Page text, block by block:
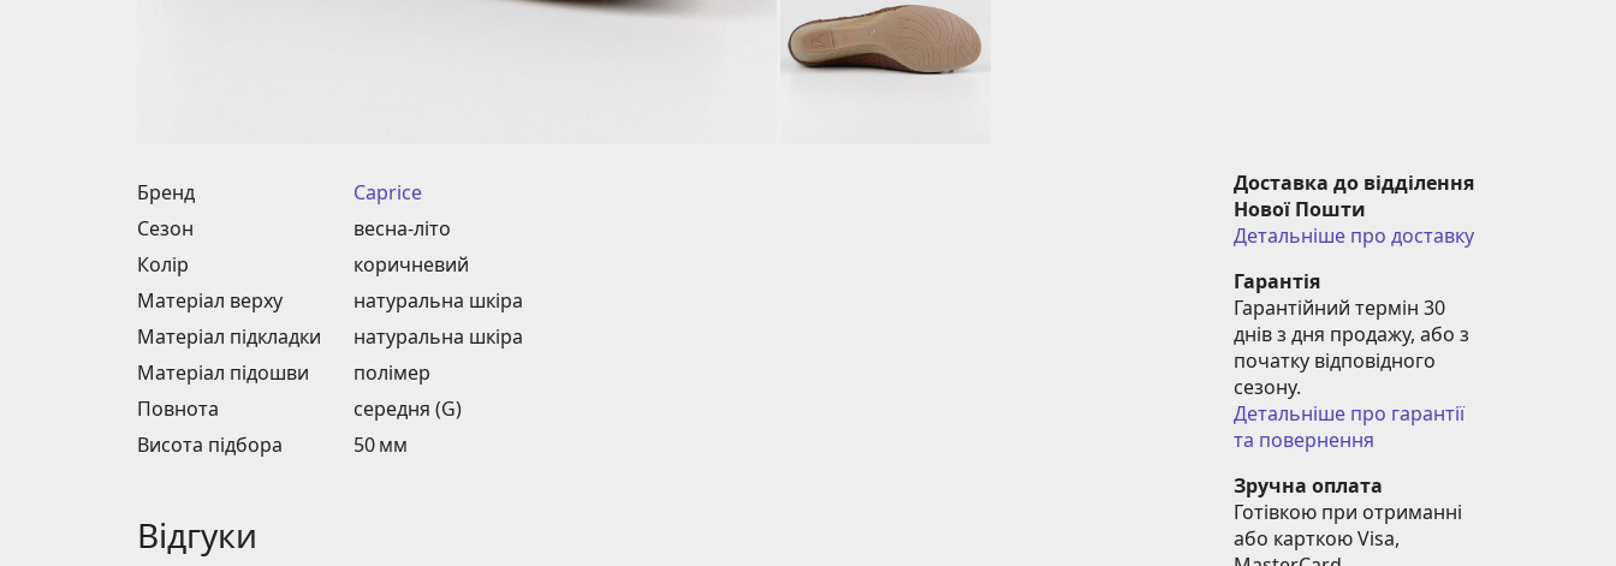
Бренд
Caprice
Сезон
весна-літо
Колір
коричневий
Матеріал верху
натуральна шкіра
Матеріал підкладки
натуральна шкіра
Матеріал підошви
полімер
Повнота
середня (G)
Висота підбора
50 мм
Відгуки
Доставка до відділення
Нової Пошти
Детальніше про доставку
Гарантія
Гарантійний термін 30
днів з дня продажу, або з
початку відповідного
сезону.
Детальніше про гарантії
та повернення
Зручна оплата
Готівкою при отриманні
або карткою Visa,